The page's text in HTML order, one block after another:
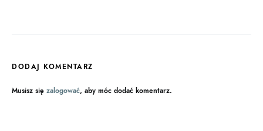
DODAJ KOMENTARZ
Musisz się zalogować, aby móc dodać komentarz.